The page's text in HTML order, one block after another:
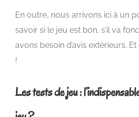
En outre, nous arrivons ici à un
savoir si le jeu est bon, s’il va
avons besoin d’avis extérieurs.
!
Les tests de jeu :